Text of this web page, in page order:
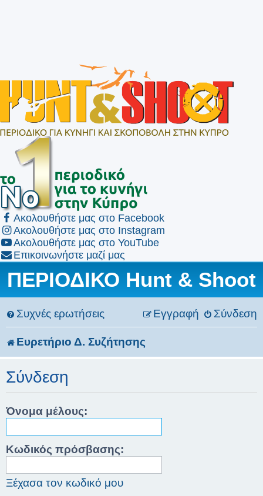
Ακολουθήστε μας στο Facebook
Ακολουθήστε μας στο Instagram
Ακολουθήστε μας στο YouTube
Επικοινωνήστε μαζί μας
ΠΕΡΙΟΔΙΚΟ Hunt & Shoot
Συχνές ερωτήσεις Σύνδεση
Εγγραφή
Ευρετήριο Δ. Συζήτησης
Σύνδεση
Όνομα μέλους:
Κωδικός πρόσβασης:
Ξέχασα τον κωδικό μου